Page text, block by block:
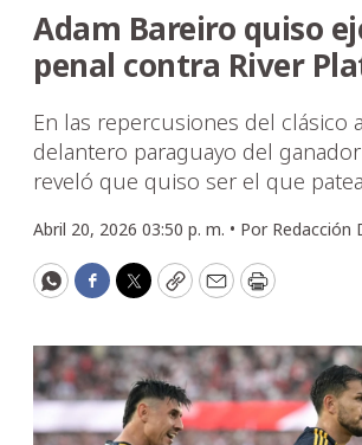
Adam Bareiro quiso
penal contra River
En las repercusiones del clásico
delantero paraguayo del
reveló que quiso ser el que
Abril 20, 2026 03:50 p. m. • Por Redacción
WhatsApp
Facebook
Twitter
CopyEmailPrint